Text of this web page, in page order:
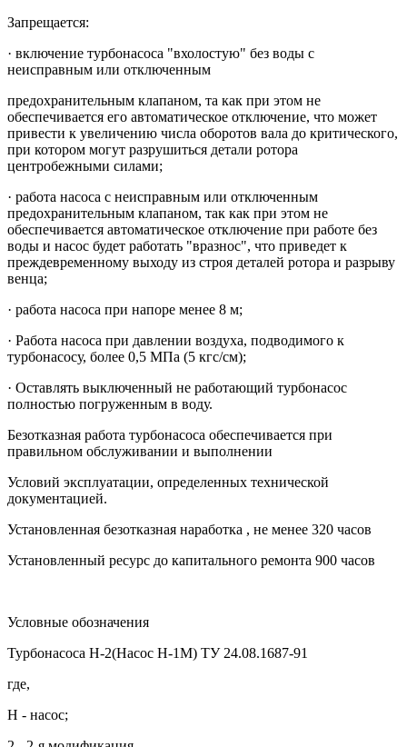
Запрещается:
· включение турбонасоса "вхолостую" без воды с
неисправным или отключенным
предохранительным клапаном, та как при этом не
обеспечивается его автоматическое отключение, что может
привести к увеличению числа оборотов вала до критического,
при котором могут разрушиться детали ротора
центробежными силами;
· работа насоса с неисправным или отключенным
предохранительным клапаном, так как при этом не
обеспечивается автоматическое отключение при работе без
воды и насос будет работать "вразнос", что приведет к
преждевременному выходу из строя деталей ротора и разрыву
венца;
· работа насоса при напоре менее 8 м;
· Работа насоса при давлении воздуха, подводимого к
турбонасосу, более 0,5 МПа (5 кгс/см);
· Оставлять выключенный не работающий турбонасос
полностью погруженным в воду.
Безотказная работа турбонасоса обеспечивается при
правильном обслуживании и выполнении
Условий эксплуатации, определенных технической
документацией.
Установленная безотказная наработка , не менее 320 часов
Установленный ресурс до капитального ремонта 900 часов
Условные обозначения
Турбонасоса Н-2(Насос Н-1М) ТУ 24.08.1687-91
где,
Н - насос;